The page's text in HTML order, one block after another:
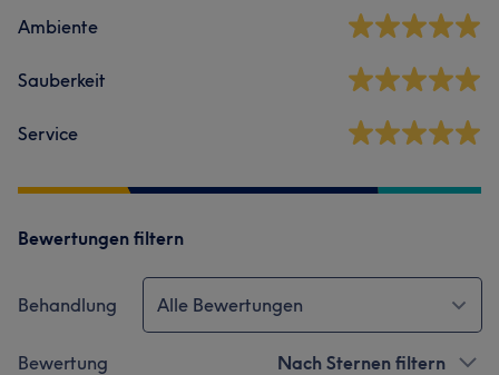
Ambiente
Sauberkeit
Service
Bewertungen filtern
Behandlung Alle Bewertungen
Bewertung Nach Sternen filtern